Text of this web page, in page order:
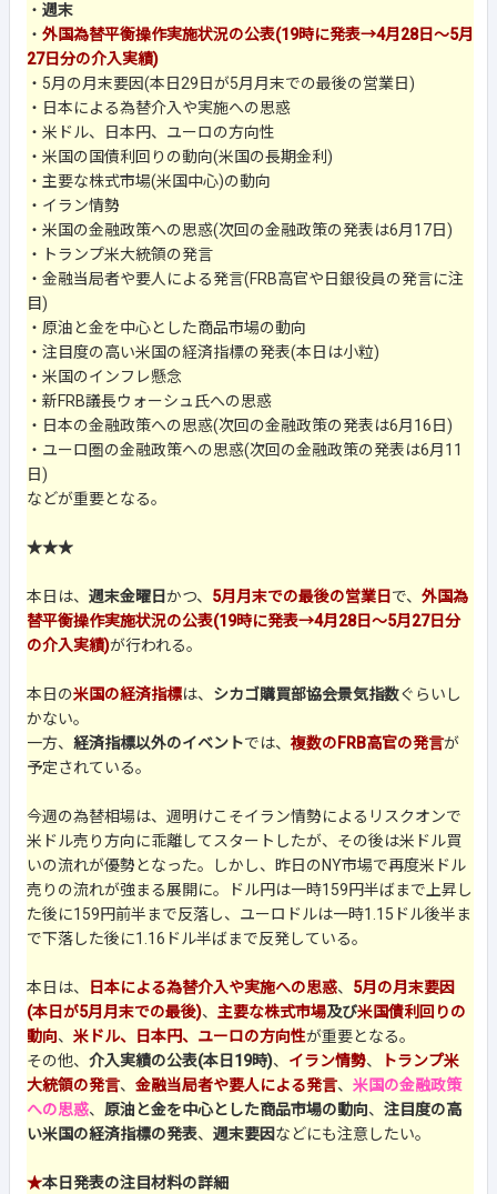
・ 週末
・ 外国為替平衡操作実施状況の公表(19時に発表→4月28日～5月
27日分の介入実績)
・5月の月末要因(本日29日が5月月末での最後の営業日)
・日本による為替介入や実施への思惑
・米ドル、日本円、ユーロの方向性
・米国の国債利回りの動向(米国の長期金利)
・主要な株式市場(米国中心)の動向
・イラン情勢
・米国の金融政策への思惑(次回の金融政策の発表は6月17日)
・トランプ米大統領の発言
・金融当局者や要人による発言(FRB高官や日銀役員の発言に注
目)
・原油と金を中心とした商品市場の動向
・注目度の高い米国の経済指標の発表(本日は小粒)
・米国のインフレ懸念
・新FRB議長ウォーシュ氏への思惑
・日本の金融政策への思惑(次回の金融政策の発表は6月16日)
・ユーロ圏の金融政策への思惑(次回の金融政策の発表は6月11
日)
などが重要となる。
★★★
本日は、 週末金曜日かつ、 5月月末での最後の営業日 で、 外国為
替平衡操作実施状況の公表(19時に発表→4月28日～5月27日分
の介入実績)が行われる。
本日の米国の経済指標は、 シカゴ購買部協会景気指数ぐらいし
かない。
一方、 経済指標以外のイベントでは、 複数のFRB高官の発言が
予定されている。
今週の為替相場は、週明けこそイラン情勢によるリスクオンで
米ドル売り方向に乖離してスタートしたが、その後は米ドル買
いの流れが優勢となった。しかし、昨日のNY市場で再度米ドル
売りの流れが強まる展開に。ドル円は一時159円半ばまで上昇し
た後に159円前半まで反落し、ユーロドルは一時1.15ドル後半ま
で下落した後に1.16ドル半ばまで反発している。
本日は、 日本による為替介入や実施への思惑、 5月の月末要因
(本日が5月月末での最後)、 主要な株式市場及び米国債利回りの
動向、 米ドル、日本円、ユーロの方向性が重要となる。
その他、 介入実績の公表(本日19時)、 イラン情勢、
トランプ米
大統領の発言、 金融当局者や要人による発言、 米国の金融政策
への思惑、 原油と金を中心とした商品市場の動向、 注目度の高
い米国の経済指標の発表、 週末要因などにも注意したい。
★本日発表の注目材料の詳細